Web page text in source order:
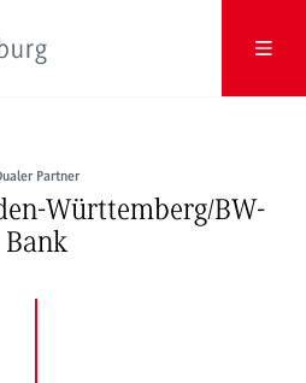
Partner
Württemberg/BW-
Bank